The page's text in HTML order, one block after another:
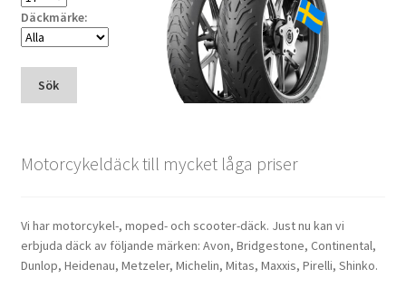
Däckmärke:
Sök
Motorcykeldäck till mycket låga priser
Vi har motorcykel-, moped- och scooter-däck. Just nu kan vi
erbjuda däck av följande märken: Avon, Bridgestone, Continental,
Dunlop, Heidenau, Metzeler, Michelin, Mitas, Maxxis, Pirelli, Shinko.